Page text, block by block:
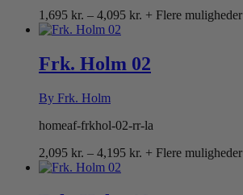
1,695 kr. – 4,095 kr. Prisinterval:
4,095 kr.
+ Flere muligheder
Frk. Holm 02
By Frk. Holm
homeaf-frkhol-02-rr-la
2,095 kr. – 4,195 kr. Prisinterval:
+ Flere muligheder